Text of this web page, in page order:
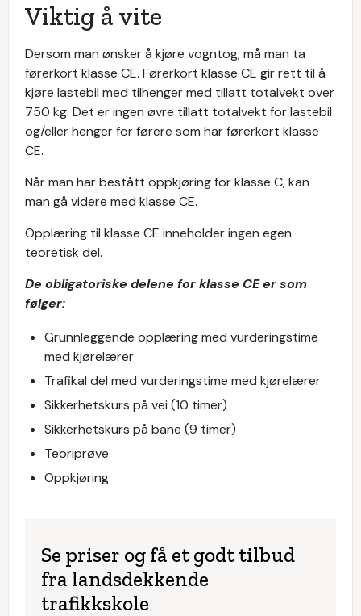
Viktig å vite
Dersom man ønsker å kjøre vogntog, må man ta
førerkort klasse CE. Førerkort klasse CE gir rett til å
kjøre lastebil med tilhenger med tillatt totalvekt over
750 kg. Det er ingen øvre tillatt totalvekt for lastebil
og/eller henger for førere som har førerkort klasse
CE.
Når man har bestått oppkjøring for klasse C, kan
man gå videre med klasse CE.
Opplæring til klasse CE inneholder ingen egen
teoretisk del.
De obligatoriske delene for klasse CE er som
følger:
Grunnleggende opplæring med vurderingstime
med kjørelærer
Trafikal del med vurderingstime med kjørelærer
Sikkerhetskurs på vei (10 timer)
Sikkerhetskurs på bane (9 timer)
Teoriprøve
Oppkjøring
Se priser og få et godt tilbud
fra landsdekkende
trafikkskole